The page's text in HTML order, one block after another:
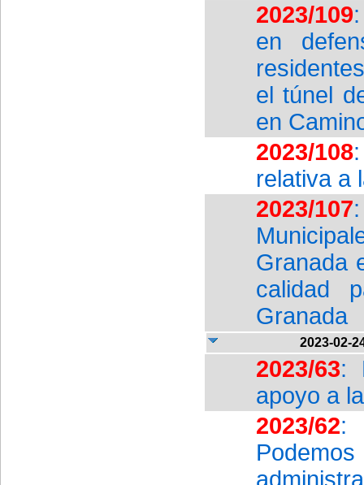
2023/109
en
el túnel
en
2023/108
relativa a
2023/107
Granada
calidad
Granada
2023-02-
2023/63:
apoyo a
2023/62: